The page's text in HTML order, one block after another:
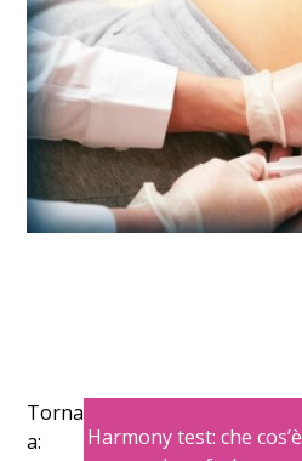
Torna
a:
Harmony test: che cos’è